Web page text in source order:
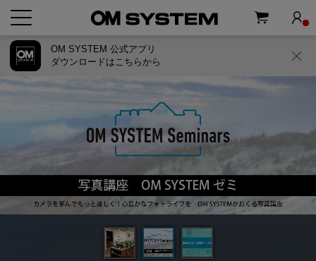
OM SYSTEM 公式アプリ
ダウンロードはこちらから